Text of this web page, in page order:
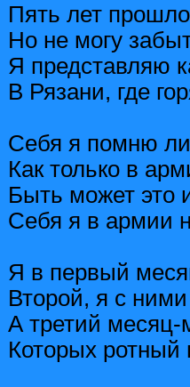
Пять лет
Но не могу
Я представляю
В Рязани, где
Себя я помню
Как только в
Быть может это
Себя я в армии
Я в первый
Второй, я с
А третий
Которых ротный